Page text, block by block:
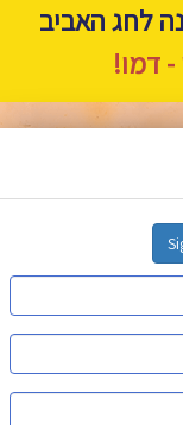
לחג האביב
דמו!